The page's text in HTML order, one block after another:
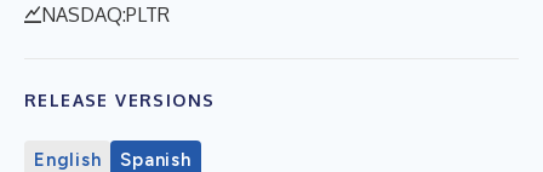
NASDAQ:PLTR
RELEASE VERSIONS
English Spanish